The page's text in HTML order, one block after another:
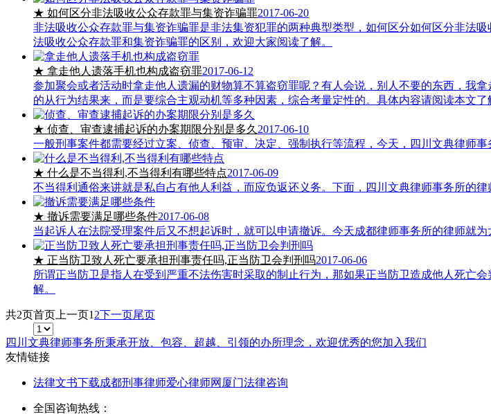
★ 如何区分非法吸收公众存款罪与集资诈骗罪2017-06-20
非法吸收公众存款罪与集资诈骗罪是非法集资犯罪的两种典型类型，如何区分如何区分非法
法吸收公众存款罪和集资诈骗罪的区别，欢迎大家阅读了解。
★ 拿走他人遗落手机也构成盗窃罪2017-06-12
参加聚会或者活动时拿走他人遗漏的财物算不算盗窃罪呢？有人会说，别人不要的东西，我
的从行为结果来，而是要综合主观动机等多种因素，综合考量定性的。具体内容请阅读本文了
★ 侦查、审查逮捕起诉的办案期限分别是多久 2017-06-10
一般刑事案件都需要经过立案、侦查、预审、决定、强制执行等流程，今天，四川文典律师
★ 什么是不当得利,不当得利有哪些特点2017-06-09
不当得利通俗来讲就是私自占有他人利益，而应负返还义务。下面，四川文典律师事务所的
★ 撤诉需要满足哪些条件2017-06-08
当起诉人在法院受理案件后又不想起诉时，就可以申请撤诉。今天成都律师事务所的律师就
★ 正当防卫致人死亡要承担刑事责任吗,正当防卫会判刑吗2017-06-06
所谓正当防卫是指人在受到严重不法伤害时采取的制止行为，那如果正当防卫造成他人死亡
解。
共2页首页 上一页1 2下一页尾页
四川文典律师事务所秉承开放、包容、超越、引领的办所理念，欢迎优秀的您加入我们
友情链接
法律文书下载成都刑事律师爱心律师网 厦门法律咨询
全国咨询热线：